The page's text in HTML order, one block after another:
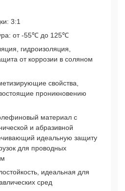
3:1
от -55℃ до 125℃
гидроизоляция,
от коррозии в соляном
свойства,
проникновению
материал с
и абразивной
идеальную защиту
для проводных
идеальная для
сред